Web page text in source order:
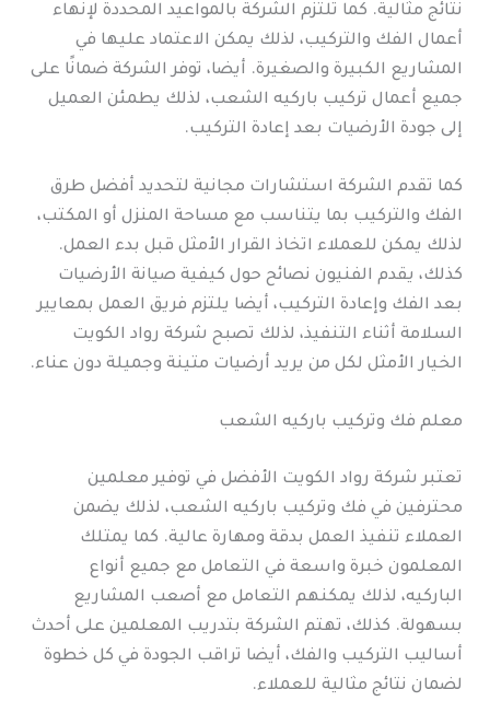
نتائج مثالية. كما تلتزم الشركة بالمواعيد المحددة لإنهاء
أعمال الفك والتركيب، لذلك يمكن الاعتماد عليها في
المشاريع الكبيرة والصغيرة. أيضا، توفر الشركة ضمانًا على
جميع أعمال تركيب باركيه الشعب، لذلك يطمئن العميل
إلى جودة الأرضيات بعد إعادة التركيب.
كما تقدم الشركة استشارات مجانية لتحديد أفضل طرق
الفك والتركيب بما يتناسب مع مساحة المنزل أو المكتب،
لذلك يمكن للعملاء اتخاذ القرار الأمثل قبل بدء العمل.
كذلك، يقدم الفنيون نصائح حول كيفية صيانة الأرضيات
بعد الفك وإعادة التركيب، أيضا يلتزم فريق العمل بمعايير
السلامة أثناء التنفيذ، لذلك تصبح شركة رواد الكويت
الخيار الأمثل لكل من يريد أرضيات متينة وجميلة دون عناء.
معلم فك وتركيب باركيه الشعب
تعتبر شركة رواد الكويت الأفضل في توفير معلمين
محترفين في فك وتركيب باركيه الشعب، لذلك يضمن
العملاء تنفيذ العمل بدقة ومهارة عالية. كما يمتلك
المعلمون خبرة واسعة في التعامل مع جميع أنواع
الباركيه، لذلك يمكنهم التعامل مع أصعب المشاريع
بسهولة. كذلك، تهتم الشركة بتدريب المعلمين على أحدث
أساليب التركيب والفك، أيضا تراقب الجودة في كل خطوة
لضمان نتائج مثالية للعملاء.